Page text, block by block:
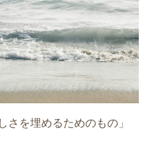
さを埋めるためのもの」